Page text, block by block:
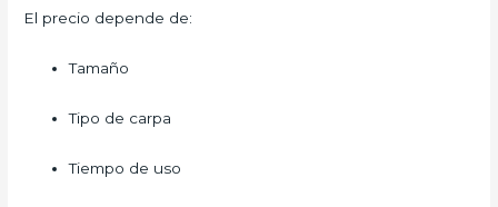
El precio depende de:
Tamaño
Tipo de carpa
Tiempo de uso